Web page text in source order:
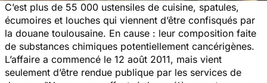
C’est plus de 55 000 ustensiles de cuisine, spatules,
écumoires et louches qui viennent d’être confisqués par
la douane toulousaine. En cause : leur composition faite
de substances chimiques potentiellement cancérigènes.
L’affaire a commencé le 12 août 2011, mais vient
seulement d’être rendue publique par les services de